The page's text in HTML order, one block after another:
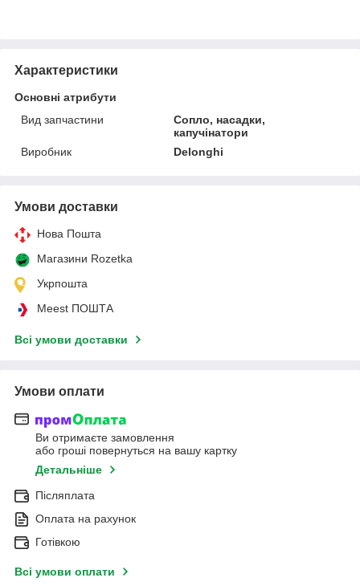
Характеристики
Основні атрибути
Вид запчастини
Сопло, насадки,
капучінатори
Виробник
Delonghi
Умови доставки
Нова Пошта
Магазини Rozetka
Укрпошта
Meest ПОШТА
Всі умови доставки
Умови оплати
Ви отримаєте замовлення
або гроші повернуться на вашу картку
Детальніше
Післяплата
Оплата на рахунок
Готівкою
Всі умови оплати